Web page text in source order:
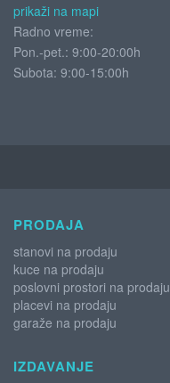
prikaži na mapi
Radno vreme:
Pon.-pet.: 9:00-20:00h
Subota: 9:00-15:00h
PRODAJA
stanovi na prodaju
kuce na prodaju
poslovni prostori na prodaju
placevi na prodaju
garaže na prodaju
IZDAVANJE